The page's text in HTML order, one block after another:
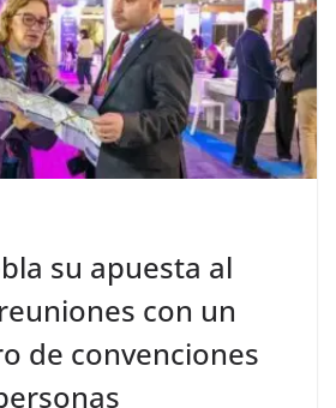
su apuesta al
con un
de convenciones